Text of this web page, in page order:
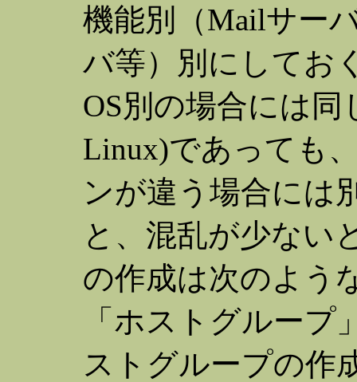
機能別（Mailサー
バ等）別にしてお
OS別の場合には同
Linux)であっても
ンが違う場合には
と、混乱が少ない
の作成は次のよう
「ホストグループ
ストグループの作